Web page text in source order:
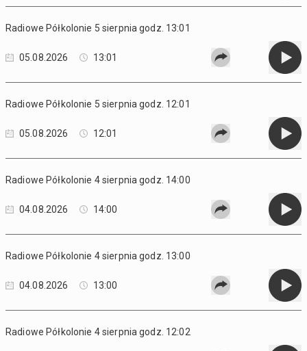
Radiowe Półkolonie 5 sierpnia godz. 13:01
05.08.2026 13:01
Radiowe Półkolonie 5 sierpnia godz. 12:01
05.08.2026 12:01
Radiowe Półkolonie 4 sierpnia godz. 14:00
04.08.2026 14:00
Radiowe Półkolonie 4 sierpnia godz. 13:00
04.08.2026 13:00
Radiowe Półkolonie 4 sierpnia godz. 12:02